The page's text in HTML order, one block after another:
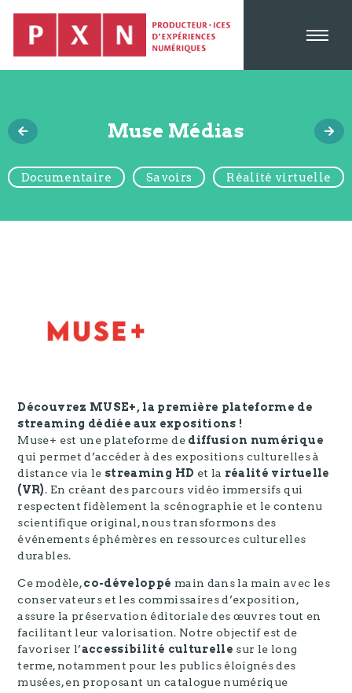
Muse Médias
Documentaire Savoirs Réalité virtuelle
Découvrez MUSE+, la première plateforme de
streaming dédiée aux expositions !
Muse+ est une plateforme de diffusion numérique
qui permet d’accéder à des expositions culturelles à
distance via le streaming HD et la réalité virtuelle
(VR). En créant des parcours vidéo immersifs qui
respectent fidèlement la scénographie et le contenu
scientifique original, nous transformons des
événements éphémères en ressources culturelles
durables.
Ce modèle,co-développé main dans la main avec les
conservateurs et les commissaires d’exposition,
assure la préservation éditoriale des œuvres tout en
facilitant leur valorisation. Notre objectif est de
favoriser l’accessibilité culturelle sur le long
terme, notamment pour les publics éloignés des
musées, en proposant un catalogue numérique